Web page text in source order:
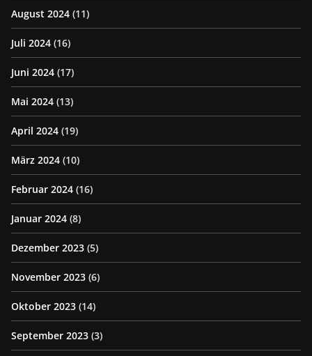
August 2024 (11)
Juli 2024 (16)
Juni 2024 (17)
Mai 2024 (13)
April 2024 (19)
März 2024 (10)
Februar 2024 (16)
Januar 2024 (8)
Dezember 2023 (5)
November 2023 (6)
Oktober 2023 (14)
September 2023 (3)